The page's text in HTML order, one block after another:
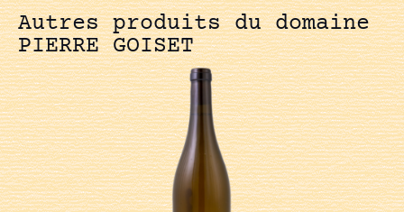
Autres produits du domaine
PIERRE GOISET